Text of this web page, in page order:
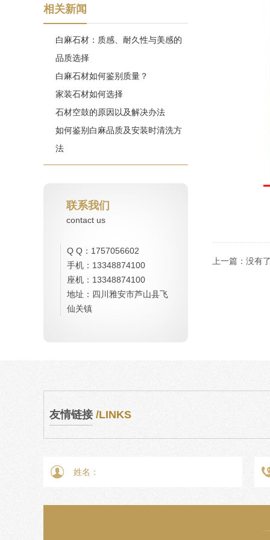
相关新闻
白麻石材：质感、耐久性与美感的
品质选择
白麻石材如何鉴别质量？
家装石材如何选择
石材空鼓的原因以及解决办法
如何鉴别白麻品质及安装时清洗方
法
联系我们
contact us
Q Q：1757056602
手机：13348874100
座机：13348874100
地址：四川雅安市芦山县飞
仙关镇
上一篇： 没有
友情链接 /LINKS